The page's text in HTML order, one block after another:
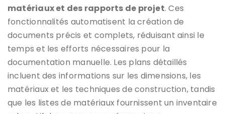
matériaux et des rapports de projet. Ces
fonctionnalités automatisent la création de
documents précis et complets, réduisant ainsi le
temps et les efforts nécessaires pour la
documentation manuelle. Les plans détaillés
incluent des informations sur les dimensions, les
matériaux et les techniques de construction, tandis
que les listes de matériaux fournissent un inventaire